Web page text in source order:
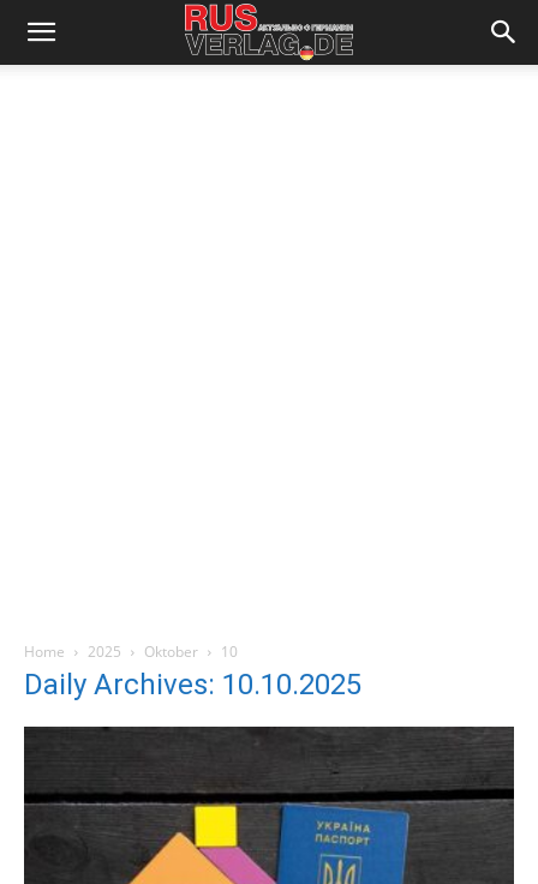
Home 2025 Oktober 10
Daily Archives: 10.10.2025